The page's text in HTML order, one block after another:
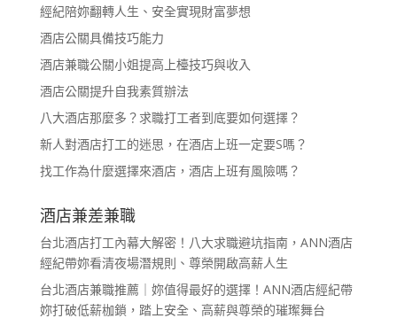
經紀陪妳翻轉人生、安全實現財富夢想
酒店公關具備技巧能力
酒店兼職公關小姐提高上檯技巧與收入
酒店公關提升自我素質辦法
八大酒店那麼多？求職打工者到底要如何選擇？
新人對酒店打工的迷思，在酒店上班一定要S嗎？
找工作為什麼選擇來酒店，酒店上班有風險嗎？
酒店兼差兼職
台北酒店打工內幕大解密！八大求職避坑指南，ANN酒店
經紀帶妳看清夜場潛規則、尊榮開啟高薪人生
台北酒店兼職推薦｜妳值得最好的選擇！ANN酒店經紀帶
妳打破低薪枷鎖，踏上安全、高薪與尊榮的璀璨舞台